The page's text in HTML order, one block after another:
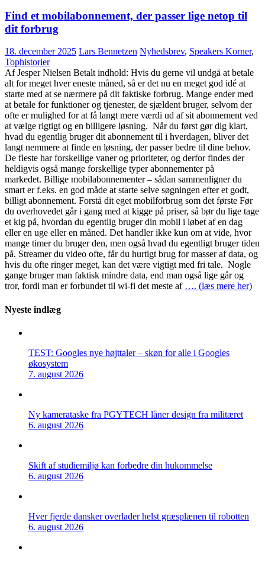
Find et mobilabonnement, der passer lige netop til
dit forbrug
18. december 2025 Lars Bennetzen Nyhedsbrev, Speakers Korner,
Tophistorier
Af Jesper Nielsen Betalt indhold: Hvis du gerne vil undgå at betale
alt for meget hver eneste måned, så er det nu en meget god idé at
starte med at se nærmere på dit faktiske forbrug. Mange ender med
at betale for funktioner og tjenester, de sjældent bruger, selvom der
ofte er mulighed for at få langt mere værdi ud af sit abonnement ved
at vælge rigtigt og en billigere løsning. Når du først gør dig klart,
hvad du egentlig bruger dit abonnement til i hverdagen, bliver det
langt nemmere at finde en løsning, der passer bedre til dine behov.
De fleste har forskellige vaner og prioriteter, og derfor findes der
heldigvis også mange forskellige typer abonnementer på
markedet. Billige mobilabonnementer – sådan sammenligner du
smart er f.eks. en god måde at starte selve søgningen efter et godt,
billigt abonnement. Forstå dit eget mobilforbrug som det første Før
du overhovedet går i gang med at kigge på priser, så bør du lige tage
et kig på, hvordan du egentlig bruger din mobil i løbet af en dag
eller en uge eller en måned. Det handler ikke kun om at vide, hvor
mange timer du bruger den, men også hvad du egentligt bruger tiden
på. Streamer du video ofte, får du hurtigt brug for masser af data, og
hvis du ofte ringer meget, kan det være vigtigt med fri tale. Nogle
gange bruger man faktisk mindre data, end man også lige går og
tror, fordi man er forbundet til wi-fi det meste af …. (læs mere her)
Nyeste indlæg
TEST: Googles nye højttaler – skøn for alle i Googles
økosystem
7. august 2026
Ny kamerataske fra PGYTECH låner design fra militæret
6. august 2026
Skift af studiemiljø kan forbedre din hukommelse
6. august 2026
Hver fjerde dansker overlader helst græsplænen til robotten
6. august 2026